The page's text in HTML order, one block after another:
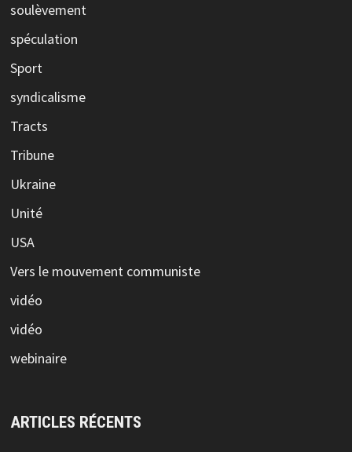
soulèvement
spéculation
Sport
syndicalisme
Tracts
Tribune
Ukraine
Unité
USA
Vers le mouvement communiste
vidéo
vidéo
webinaire
ARTICLES RÉCENTS